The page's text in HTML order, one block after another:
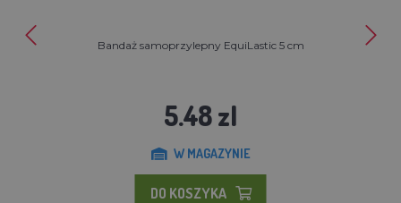
Bandaż samoprzylepny EquiLastic 5 cm
5.48 zl
W MAGAZYNIE
DO KOSZYKA